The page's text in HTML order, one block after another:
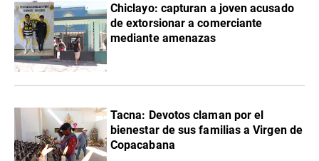
Chiclayo: capturan a joven acusado
de extorsionar a comerciante
mediante amenazas
Tacna: Devotos claman por el
bienestar de sus familias a Virgen de
Copacabana